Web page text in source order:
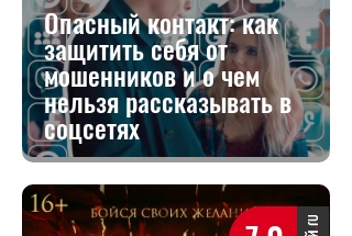
Опасный контакт: как
защитить себя от
мошенников и о чем
нельзя рассказывать в
соцсетях